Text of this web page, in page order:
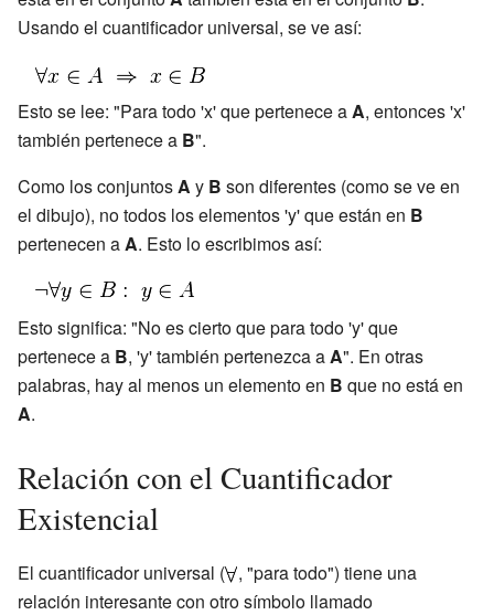
Usando el cuantificador universal, se ve así:
Esto se lee: "Para todo 'x' que pertenece a A, entonces 'x'
también pertenece a B".
Como los conjuntos A y B son diferentes (como se ve en
el dibujo), no todos los elementos 'y' que están en B
pertenecen a A. Esto lo escribimos así:
Esto significa: "No es cierto que para todo 'y' que
pertenece a B, 'y' también pertenezca a A". En otras
palabras, hay al menos un elemento en B que no está en
A.
Relación con el Cuantificador
Existencial
El cuantificador universal ( , "para todo") tiene una
relación interesante con otro símbolo llamado